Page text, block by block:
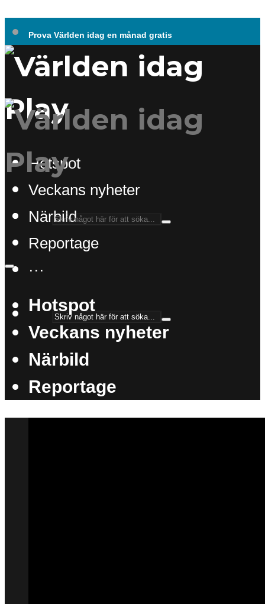
Prova Världen idag en månad gratis
Hotspot
Veckans nyheter
Närbild
Reportage
···
Hotspot
Veckans nyheter
Närbild
Reportage